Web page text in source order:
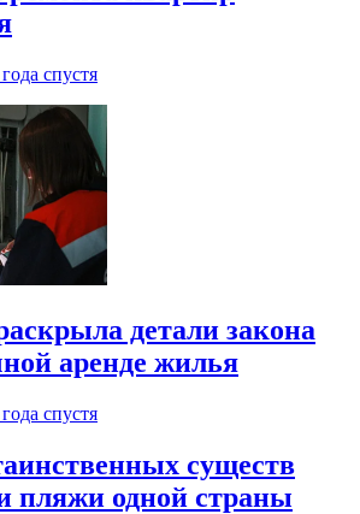
спустя
детали закона
аренде жилья
спустя
существ
пляжи одной страны